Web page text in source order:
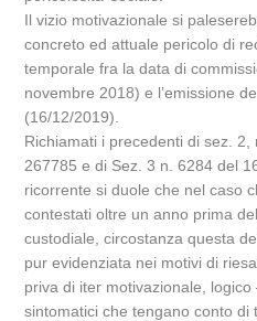
Il vizio motivazionale si
concreto ed attuale pericolo di
temporale fra la data di
novembre 2018) e l’emissione
(16/12/2019).
Richiamati i precedenti di sez. 2,
267785 e di Sez. 3 n. 6284 del
ricorrente si duole che nel caso
contestati oltre un anno prima
custodiale, circostanza questa
pur evidenziata nei motivi di
priva di iter motivazionale,
sintomatici che tengano conto di